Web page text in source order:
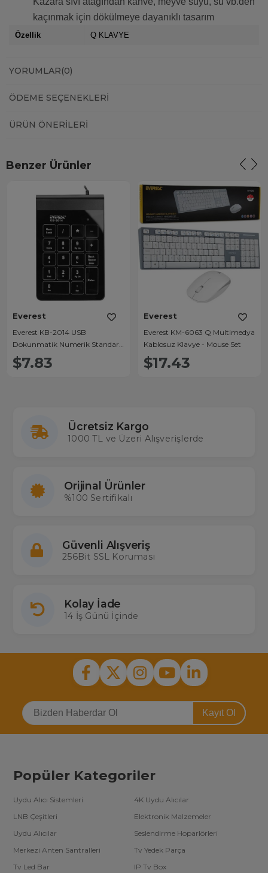
kaçınmak için dökülmeye dayanıklı tasarım
Özellik Q KLAVYE
YORUMLAR(0)
ÖDEME SEÇENEKLERI
ÜRÜN ÖNERILERI
Benzer Ürünler
Everest
Everest KB-2014 USB
Dokunmatik Numerik Standart
Klavye
$7.83
Everest
Everest KM-6063 Q Multimedya
Kablosuz Klavye - Mouse Set
$17.43
Ücretsiz Kargo
1000 TL ve Üzeri Alışverişlerde
Orijinal Ürünler
%100 Sertifikalı
Güvenli Alışveriş
256Bit SSL Koruması
Kolay İade
14 İş Günü İçinde
Kayıt Ol
Popüler Kategoriler
Uydu Alıcı Sistemleri
4K Uydu Alıcılar
LNB Çeşitleri
Elektronik Malzemeler
Uydu Alıcılar
Seslendirme Hoparlörleri
Merkezi Anten Santralleri
Tv Yedek Parça
Tv Led Bar
IP Tv Box